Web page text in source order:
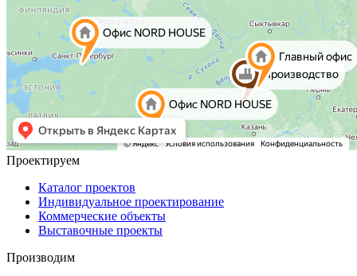
Проектируем
Каталог проектов
Индивидуальное проектирование
Коммерческие объекты
Выставочные проекты
Производим